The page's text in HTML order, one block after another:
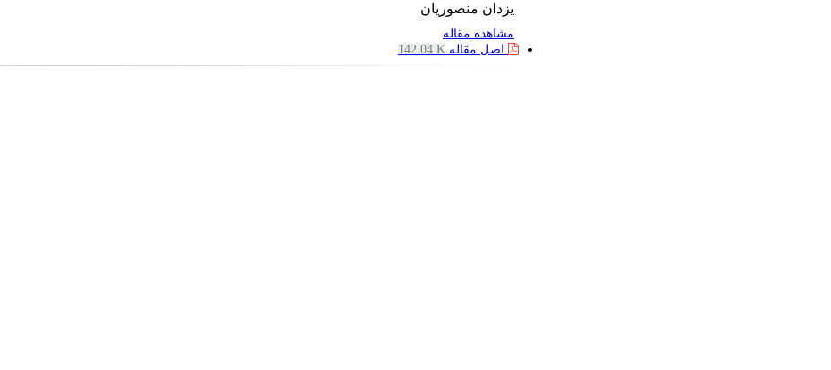
یزدان منصوریان
مشاهده مقاله
اصل مقاله 142.04 K